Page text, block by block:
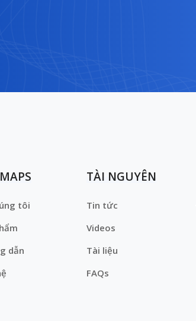
tôi
dẫn
TÀI NGUYÊN
Tin tức
Videos
Tài liệu
FAQs